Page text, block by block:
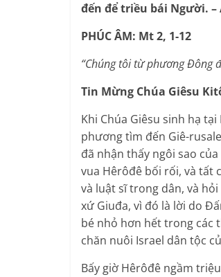
đến để triều bái Người. –
PHÚC ÂM: Mt 2, 1-12
“Chúng tôi từ phương Đông
Tin Mừng Chúa Giêsu
Khi Chúa Giêsu sinh hạ
phương tìm đến Giê-
đã nhận thấy ngôi sao
vua Hêrôđê bối rối, và tất
và luật sĩ trong dân, và
xứ Giuđa, vì đó là lời do
bé nhỏ hơn hết trong các
chăn nuôi Israel dân tộc
Bấy giờ Hêrôđê ngầm